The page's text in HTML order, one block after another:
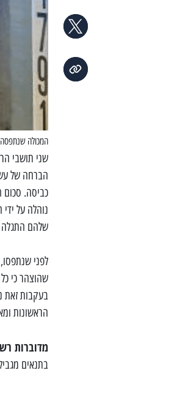
המכולה
שני תושבי
הברחה של
נוהלה על
שלהם התגלה
בעקבות זאת
הראשונות
מדוברות
בתנאים מגבילים,